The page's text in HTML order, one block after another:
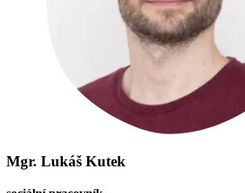
Mgr. Lukáš Kutek